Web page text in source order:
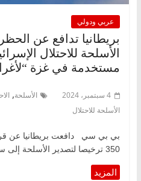
عربي ودولي
بريطانيا تدافع عن
الأسلحة للاحتلال
مستخدمة في غزة
4 سبتمبر، 2024 الأسلحة,
الأسلحة للاحتلال
350 ترخيصا لتصدير الأسلحة إلى سلطات الاحتلال